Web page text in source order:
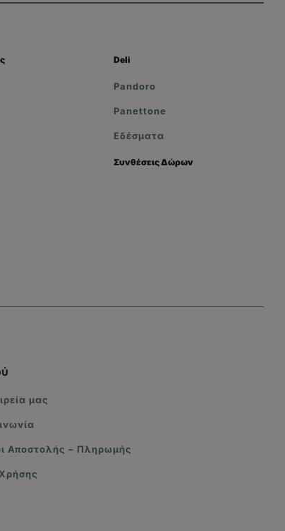
Deli
Pandoro
Panettone
Εδέσματα
Συνθέσεις Δώρων
μας
Αποστολής – Πληρωμής